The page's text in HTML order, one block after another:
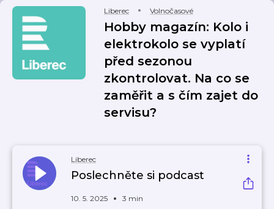
Liberec Volnočasové
Hobby magazín: Kolo i
elektrokolo se vyplatí
před sezonou
zkontrolovat. Na co se
zaměřit a s čím zajet do
servisu?
Liberec
Poslechněte si podcast
10. 5. 2025 3 min